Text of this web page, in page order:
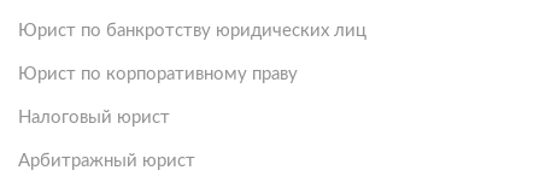
Юрист по банкротству юридических лиц
Юрист по корпоративному праву
Налоговый юрист
Арбитражный юрист